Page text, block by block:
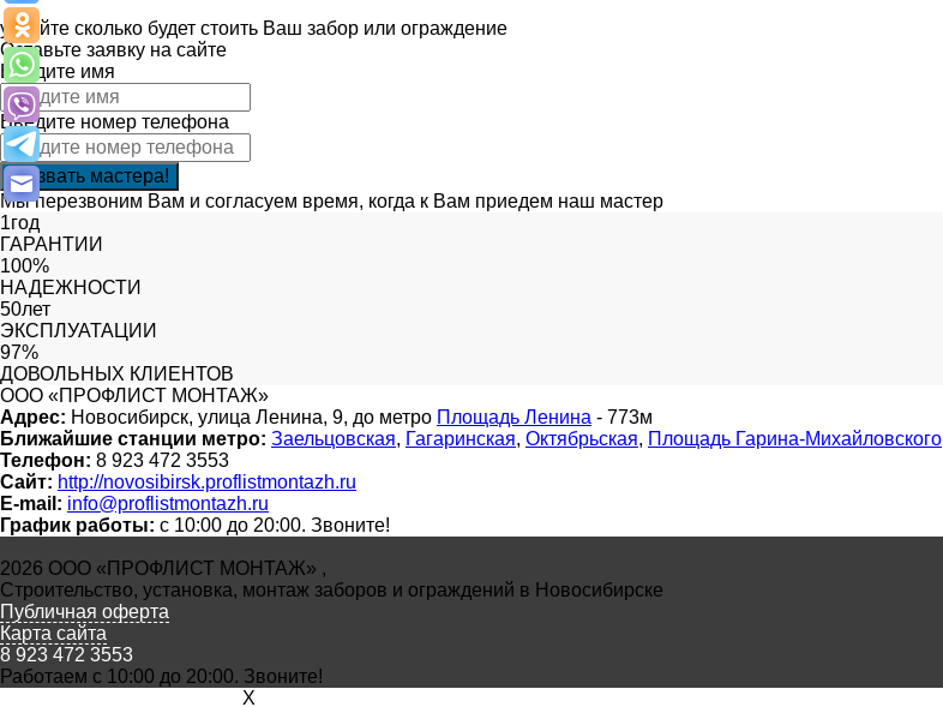
узнайте сколько будет стоить Ваш забор или ограждение
Оставьте заявку на сайте
Введите имя
Введите номер телефона
Мы перезвоним Вам и согласуем время, когда к Вам приедем наш мастер
1год
ГАРАНТИИ
100%
НАДЕЖНОСТИ
50лет
ЭКСПЛУАТАЦИИ
97%
ДОВОЛЬНЫХ КЛИЕНТОВ
ООО «ПРОФЛИСТ МОНТАЖ»
Адрес: Новосибирск, улица Ленина, 9, до метро Площадь Ленина - 773м
Ближайшие станции метро: Заельцовская, Гагаринская, Октябрьская, Площадь Гарина-Михайловского
Телефон: 8 923 472 3553
Сайт: http://novosibirsk.proflistmontazh.ru
E-mail: info@proflistmontazh.ru
График работы: с 10:00 до 20:00. Звоните!
2026 ООО «ПРОФЛИСТ МОНТАЖ» ,
Строительство, установка, монтаж заборов и ограждений в Новосибирске
Публичная оферта
Карта сайта
8 923 472 3553
Работаем с 10:00 до 20:00. Звоните!
X